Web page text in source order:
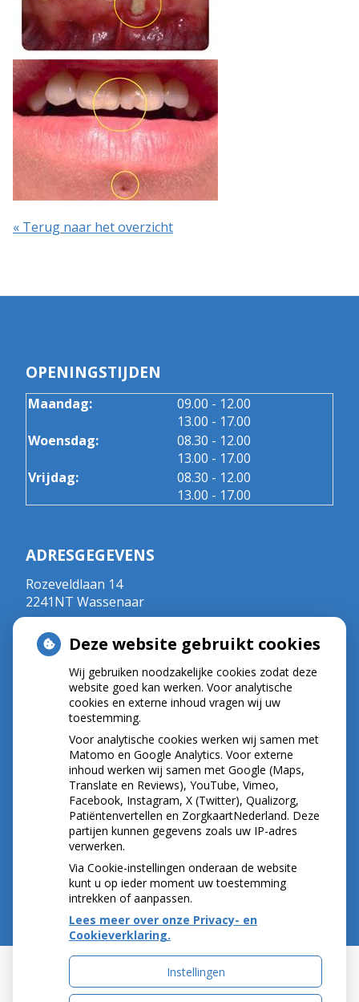
« Terug naar het overzicht
OPENINGSTIJDEN
Maandag: 09.00 tot
- 12.00
13.00 tot
- 17.00
Woensdag:
08.30 tot
- 12.00
13.00 tot
- 17.00
Vrijdag:
08.30 tot
- 12.00
13.00 tot
- 17.00
ADRESGEGEVENS
Rozeveldlaan 14
2241NT Wassenaar
E-mail:
r.crul@kpnplanet.nl
BIG-nummer ; 09020533702
NIEUWS
Let op: valse Infomedics-mails over
openstaande rekening
Tanden bleken? Laat het veilig doen!
Gezond tandvlees: de basis voor een gezonde
mond
Naar de tandarts in het buitenland? Wees op je
hoede!
Uw Zorg Online|Beheer
Deze website gebruikt cookies
Wij gebruiken noodzakelijke cookies zodat deze
website goed kan werken. Voor analytische
cookies en externe inhoud vragen wij uw
toestemming.
Voor analytische cookies werken wij samen met
Matomo en Google Analytics. Voor externe
inhoud werken wij samen met Google (Maps,
Translate en Reviews), YouTube, Vimeo,
Facebook, Instagram, X (Twitter), Qualizorg,
Patiëntenvertellen en ZorgkaartNederland. Deze
partijen kunnen gegevens zoals uw IP-adres
verwerken.
Via Cookie-instellingen onderaan de website
kunt u op ieder moment uw toestemming
intrekken of aanpassen.
Lees meer over onze Privacy- en
Cookieverklaring.
Instellingen